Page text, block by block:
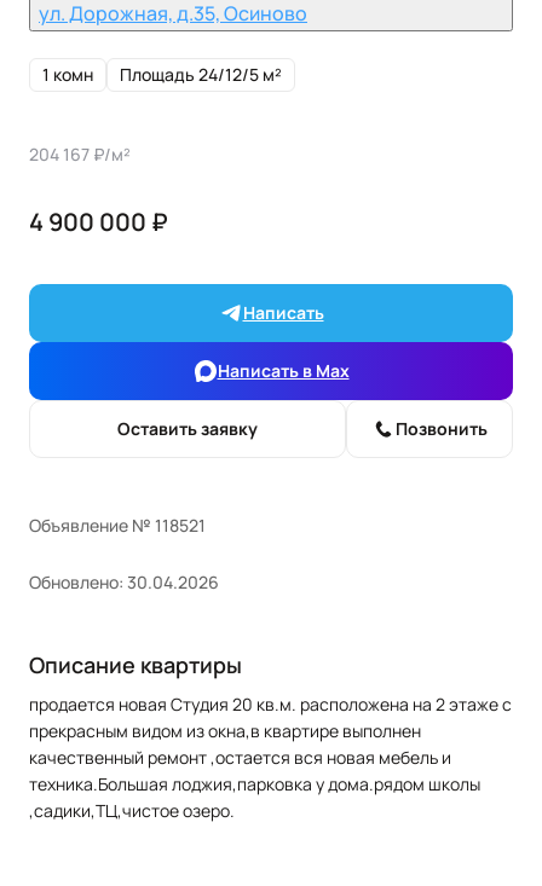
ул. Дорожная, д.35, Осиново
1 комн Площадь 24/12/5 м²
204 167 ₽/м²
4 900 000 ₽
Написать
Написать в Max
Оставить заявку Позвонить
Объявление № 118521
Обновлено: 30.04.2026
Описание квартиры
продается новая Студия 20 кв.м. расположена на 2 этаже с
прекрасным видом из окна,в квартире выполнен
качественный ремонт ,остается вся новая мебель и
техника.Большая лоджия,парковка у дома.рядом школы
,садики,ТЦ,чистое озеро.